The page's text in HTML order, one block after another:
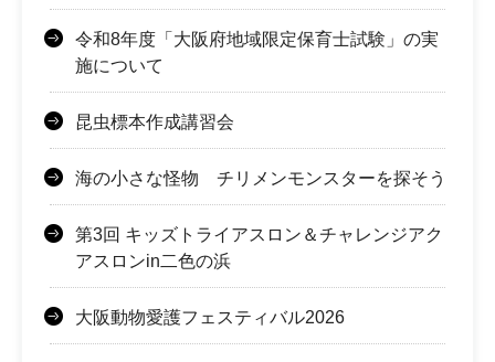
令和8年度「大阪府地域限定保育士試験」の実
施について
昆虫標本作成講習会
海の小さな怪物 チリメンモンスターを探そう
第3回 キッズトライアスロン＆チャレンジアク
アスロンin二色の浜
大阪動物愛護フェスティバル2026